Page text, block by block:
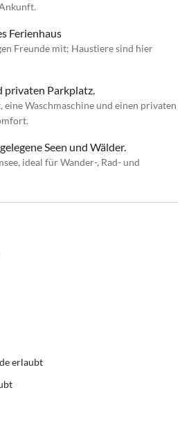
Ferienhaus
Freunde mit; Haustiere sind hier
privaten Parkplatz.
eine Waschmaschine und einen privaten
Seen und Wälder.
ideal für Wander-, Rad- und
erlaubt